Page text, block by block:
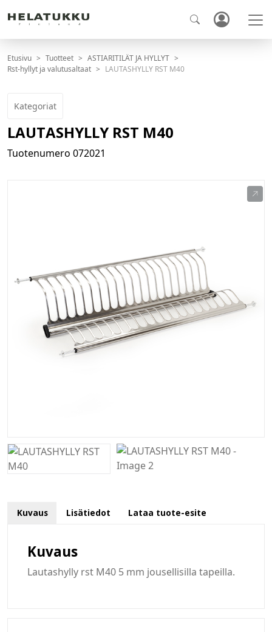
Etusivu Tuotteet
ASTIARITILÄT JA HYLLYT
Rst-hyllyt ja valutusaltaat
LAUTASHYLLY RST M40
Kategoriat
LAUTASHYLLY RST M40
Tuotenumero 072021
Kuvaus Lisätiedot Lataa tuote-esite
Kuvaus
Lautashylly rst M40 5 mm jousellisilla tapeilla.